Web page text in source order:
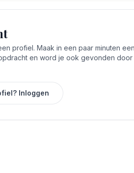
profiel. Maak in een paar minuten
en word je ook gevonden door
Inloggen